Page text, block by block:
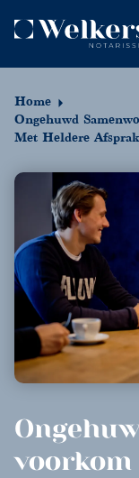
Home
Ongehuwd
Met Heldere